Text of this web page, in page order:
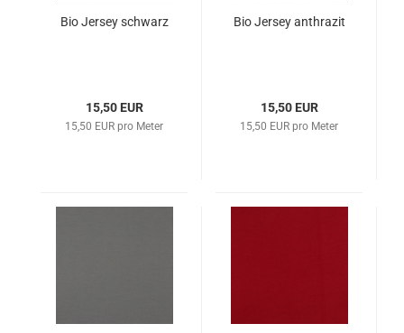
Bio Jersey schwarz
15,50 EUR
15,50 EUR pro Meter
Bio Jersey anthrazit
15,50 EUR
15,50 EUR pro Meter